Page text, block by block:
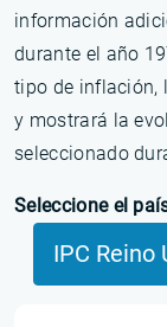
información
durante el año
tipo de inflación,
y mostrará la
seleccionado
Seleccione el
IPC Reino